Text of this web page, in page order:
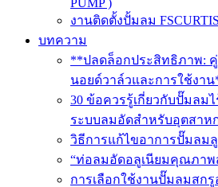
PUMP )
งานติดตั้งปั้มลม
บทความ
**ปลดล็อกประสิทธิภาพ:
นอยด์วาล์วและการใช้งา
30 ข้อควรรู้เกี่ยวกับปั๊มลม
ระบบลมอัดสำหรับอุตสาห
วิธีการแก้ไขอาการปั๊มลมลู
“ท่อลมอัดอลูเนียมคุณภาพ
การเลือกใช้งานปั๊มลมสกรู